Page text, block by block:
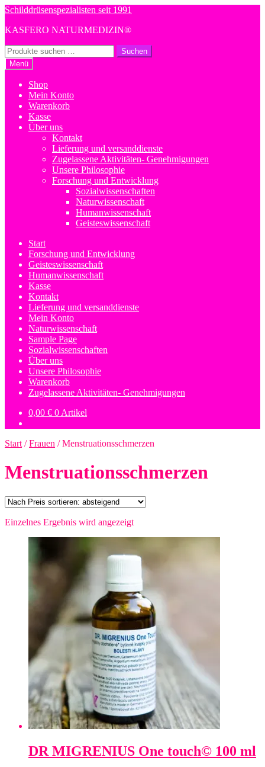
Zur
springen
Zum
springen
Schilddrüsenspezialisten seit 1991
KASFERO NATURMEDIZIN®
Suchen
nach:
Suchen
Menü
Shop
Mein Konto
Warenkorb
Kasse
Über uns
Kontakt
Lieferung und versanddienste
Zugelassene Aktivitäten- Genehmigungen
Unsere Philosophie
Forschung und Entwicklung
Sozialwissenschaften
Naturwissenschaft
Humanwissenschaft
Geisteswissenschaft
Start
Forschung und Entwicklung
Geisteswissenschaft
Humanwissenschaft
Kasse
Kontakt
Lieferung und versanddienste
Mein Konto
Naturwissenschaft
Sample Page
Sozialwissenschaften
Über uns
Unsere Philosophie
Warenkorb
Zugelassene Aktivitäten- Genehmigungen
0,00 € 0 Artikel
Start /Frauen /Menstruationsschmerzen
Menstruationsschmerzen
Einzelnes Ergebnis wird angezeigt
DR MIGRENIUS One touch© 100 ml